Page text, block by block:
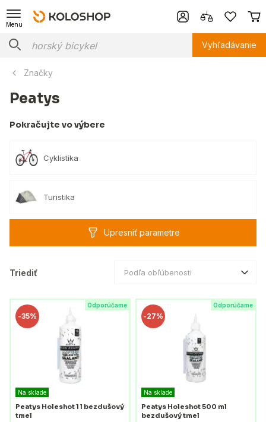
Menu
Vyhľadávanie
Značky
Peatys
Pokračujte vo výbere
Cyklistika
Turistika
Upresniť parametre
Triediť Podľa obľúbenosti
Odporúčame
-35%
Na sklade
Peatys Holeshot 1 l bezdušový
tmel
Odporúčame
-27%
Na sklade
Peatys Holeshot 500 ml
bezdušový tmel